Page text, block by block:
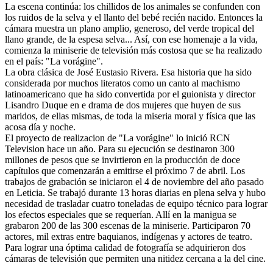
La escena continúa: los chillidos de los animales se confunden con
los ruidos de la selva y el llanto del bebé recién nacido. Entonces la
cámara muestra un plano amplio, generoso, del verde tropical del
llano grande, de la espesa selva... Así, con ese homenaje a la vida,
comienza la miniserie de televisión más costosa que se ha realizado
en el país: "La vorágine".
La obra clásica de José Eustasio Rivera. Esa historia que ha sido
considerada por muchos literatos como un canto al machismo
latinoamericano que ha sido convertida por el guionista y director
Lisandro Duque en e drama de dos mujeres que huyen de sus
maridos, de ellas mismas, de toda la miseria moral y física que las
acosa día y noche.
El proyecto de realizacion de "La vorágine" lo inició RCN
Television hace un año. Para su ejecución se destinaron 300
millones de pesos que se invirtieron en la producción de doce
capítulos que comenzarán a emitirse el próximo 7 de abril. Los
trabajos de grabación se iniciaron el 4 de noviembre del año pasado
en Leticia. Se trabajó durante 13 horas diarias en plena selva y hubo
necesidad de trasladar cuatro toneladas de equipo técnico para lograr
los efectos especiales que se requerían. Allí en la manigua se
grabaron 200 de las 300 escenas de la miniserie. Participaron 70
actores, mil extras entre baquianos, indígenas y actores de teatro.
Para lograr una óptima calidad de fotografía se adquirieron dos
cámaras de televisión que permiten una nitidez cercana a la del cine.